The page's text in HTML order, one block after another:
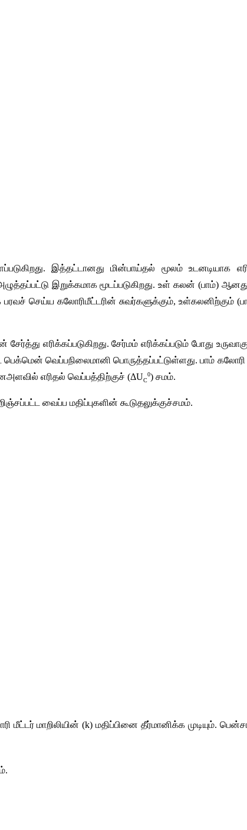
. இத்தட்டானது மின்பாய்தல் மூலம் உடனடியாக
இறுக்கமாக மூடப்படுகிறது. உள் கலன் (பாம்)
பரவச் செய்ய கலோரிமீட்டரின் சுவர்களுக்கும், உள்கலனிற்கும் (
சேர்த்து எரிக்கப்படுகிறது. சேர்மம் எரிக்கப்படும் போது
பெக்மென் வெப்பநிலைமானி பொருத்தப்பட்டுள்ளது. பாம் கலோரி
எரிதல் வெப்பத்திற்குச் (ΔUC
0) சமம்.
வைப்ப மதிப்புகளின் கூடுதலுக்குச்சமம்.
மீட்டர் மாறிலியின் (k) மதிப்பினை தீர்மானிக்க முடியும்.
.